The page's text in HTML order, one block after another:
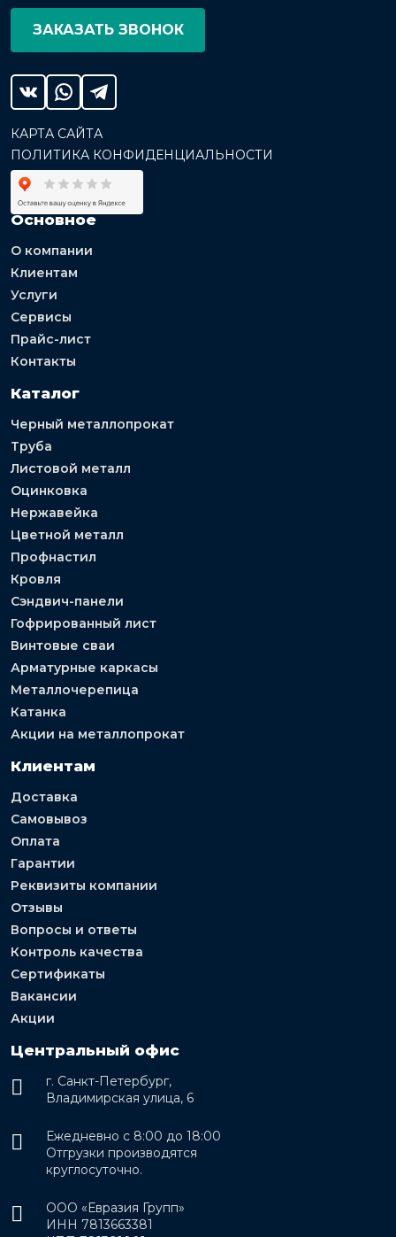
ЗАКАЗАТЬ ЗВОНОК
КАРТА САЙТА
ПОЛИТИКА КОНФИДЕНЦИАЛЬНОСТИ
Основное
О компании
Клиентам
Услуги
Сервисы
Прайс-лист
Контакты
Каталог
Черный металлопрокат
Труба
Листовой металл
Оцинковка
Нержавейка
Цветной металл
Профнастил
Кровля
Сэндвич-панели
Гофрированный лист
Винтовые сваи
Арматурные каркасы
Металлочерепица
Катанка
Акции на металлопрокат
Клиентам
Доставка
Самовывоз
Оплата
Гарантии
Реквизиты компании
Отзывы
Вопросы и ответы
Контроль качества
Сертификаты
Вакансии
Акции
Центральный офис
г. Санкт-Петербург,
Владимирская улица, 6
Ежедневно с 8:00 до 18:00
Отгрузки производятся
круглосуточно.
ООО «Евразия Групп»
ИНН 7813663381